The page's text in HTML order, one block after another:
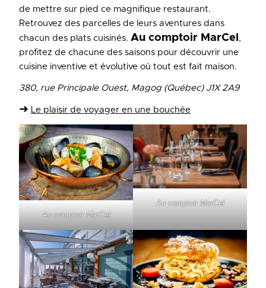
de mettre sur pied ce magnifique restaurant.
Retrouvez des parcelles de leurs aventures dans
chacun des plats cuisinés.Au comptoir MarCel ,
profitez de chacune des saisons pour découvrir une
cuisine inventive et évolutive où tout est fait maison.
380, rue Principale Ouest, Magog (Québec) J1X 2A9
➜ Le plaisir de voyager en une bouchée
Au comptoir MarCel
Au comptoir MarCel